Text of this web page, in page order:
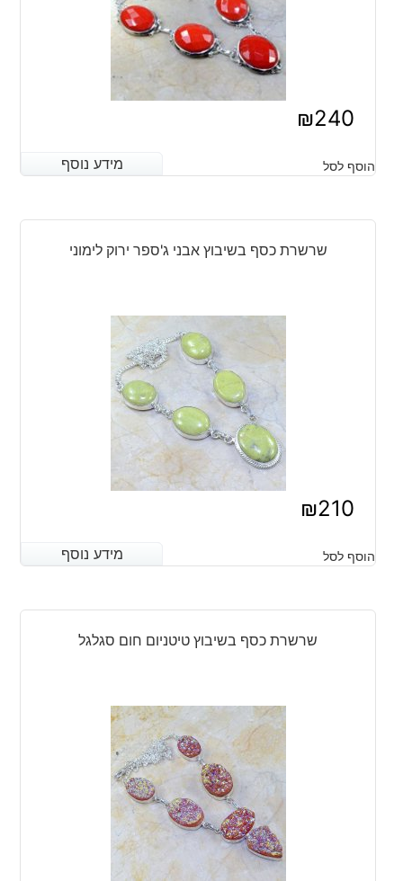
₪240
מידע נוסף הוסף לסל מידע נוסף
שרשרת כסף בשיבוץ אבני ג'ספר ירוק לימוני
₪210
מידע נוסף הוסף לסל מידע נוסף
שרשרת כסף בשיבוץ טיטניום חום סגלגל